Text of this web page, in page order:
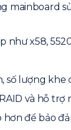
mainboard
như x58,
số lượng
và hỗ trợ
hơn để bảo